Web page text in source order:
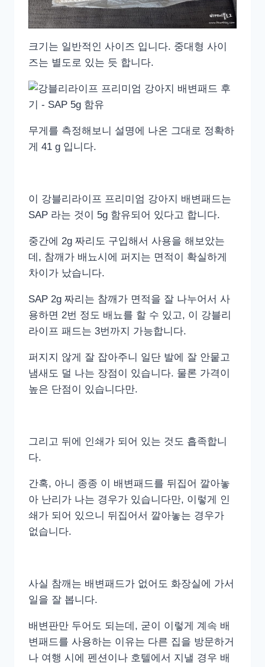
크기는 일반적인 사이즈 입니다. 중대형 사이
즈는 별도로 있는 듯 합니다.
무게를 측정해보니 설명에 나온 그대로 정확하
게 41 g 입니다.
이 강블리라이프 프리미엄 강아지 배변패드는
SAP 라는 것이 5g 함유되어 있다고 합니다.
중간에 2g 짜리도 구입해서 사용을 해보았는
데, 참깨가 배뇨시에 퍼지는 면적이 확실하게
차이가 났습니다.
SAP 2g 짜리는 참깨가 면적을 잘 나누어서 사
용하면 2번 정도 배뇨를 할 수 있고, 이 강블리
라이프 패드는 3번까지 가능합니다.
퍼지지 않게 잘 잡아주니 일단 발에 잘 안뭍고
냄새도 덜 나는 장점이 있습니다. 물론 가격이
높은 단점이 있습니다만.
그리고 뒤에 인쇄가 되어 있는 것도 흡족합니
다.
간혹, 아니 종종 이 배변패드를 뒤집어 깔아놓
아 난리가 나는 경우가 있습니다만, 이렇게 인
쇄가 되어 있으니 뒤집어서 깔아놓는 경우가
없습니다.
사실 참깨는 배변패드가 없어도 화장실에 가서
일을 잘 봅니다.
배변판만 두어도 되는데, 굳이 이렇게 계속 배
변패드를 사용하는 이유는 다른 집을 방문하거
나 여행 시에 펜션이나 호텔에서 지낼 경우 배